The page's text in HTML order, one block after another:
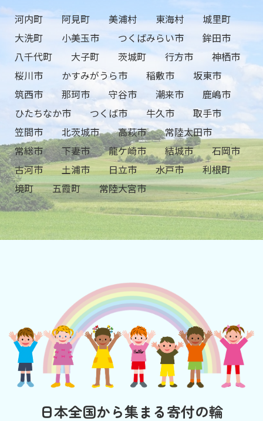
河内町
阿見町 美浦村 東海村
城里町
大洗町
小美玉市 つくばみらい市
鉾田市
八千代町
大子町 茨城町 行方市
神栖市
桜川市
かすみがうら市 稲敷市
坂東市
筑西市
那珂市 守谷市 潮来市
鹿嶋市
ひたちなか市
つくば市 牛久市
取手市
笠間市
北茨城市 高萩市
常陸太田市
常総市
下妻市 龍ケ崎市 結城市
石岡市
古河市
土浦市 日立市 水戸市
利根町
境町
五霞町 常陸大宮市
日本全国から集まる寄付の輪